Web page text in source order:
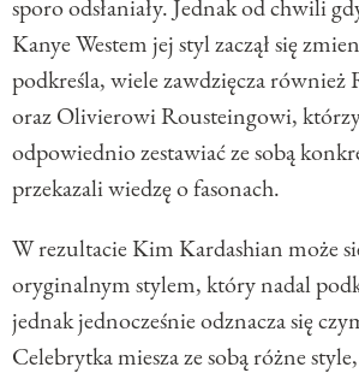
sporo odsłaniały. Jednak od chwili
Kanye Westem jej styl zaczął się
podkreśla, wiele zawdzięcza również
oraz Olivierowi Rousteingowi,
odpowiednio zestawiać ze sobą
przekazali wiedzę o fasonach.
W rezultacie Kim Kardashian może
oryginalnym stylem, który nadal
jednak jednocześnie odznacza się
Celebrytka miesza ze sobą różne